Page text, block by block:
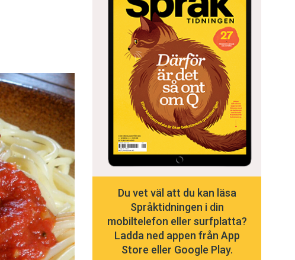
Du vet väl att du kan läsa
Språktidningen i din
mobiltelefon eller surfplatta?
Ladda ned appen från App
Store eller Google Play.